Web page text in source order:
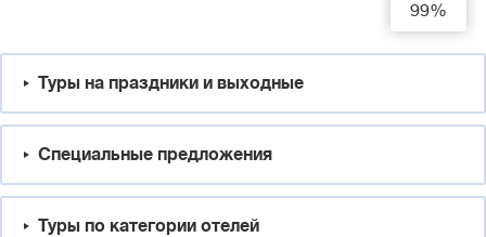
99%
Туры на праздники и выходные
Специальные предложения
Туры по категории отелей